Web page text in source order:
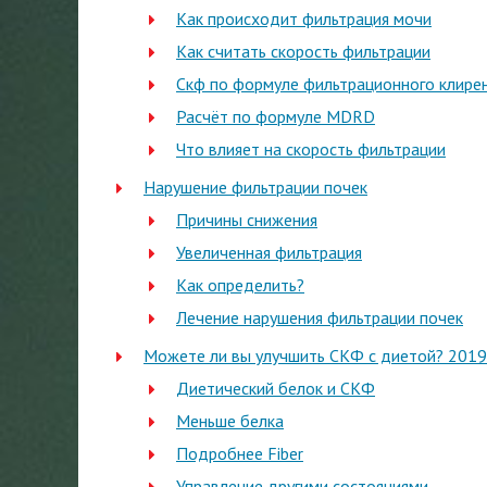
Как происходит фильтрация мочи
Как считать скорость фильтрации
Скф по формуле фильтрационного
Расчёт по формуле MDRD
Что влияет на скорость фильтрации
Нарушение фильтрации почек
Причины снижения
Увеличенная фильтрация
Как определить?
Лечение нарушения фильтрации почек
Можете ли вы улучшить СКФ с диетой? 2019
Диетический белок и СКФ
Меньше белка
Подробнее Fiber